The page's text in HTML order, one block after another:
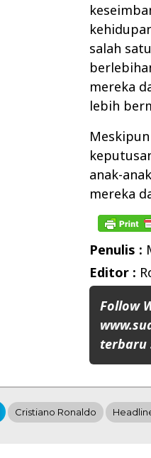
salah
mereka
lebih
anak-
mereka
Penulis :
Editor :
Follow
terbaru
Cristiano Ronaldo